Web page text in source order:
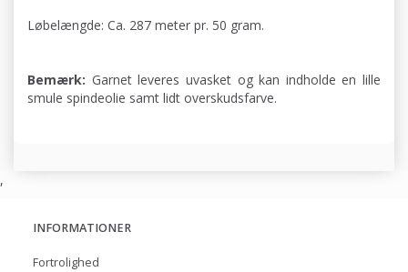
Løbelængde: Ca. 287 meter pr. 50 gram.
Bemærk: Garnet leveres uvasket og kan indholde en lille
smule spindeolie samt lidt overskudsfarve.
,
INFORMATIONER
Fortrolighed